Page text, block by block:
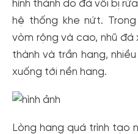
hình thành do đá vôi bị
hệ thống khe nứt.
vòm rộng và cao, nhũ
thành và trần hang,
xuống tới nền hang.
Lòng hang quá trình tạo
Tạo tài khoản
Tạo tài khoản để có thể
Đăng ký